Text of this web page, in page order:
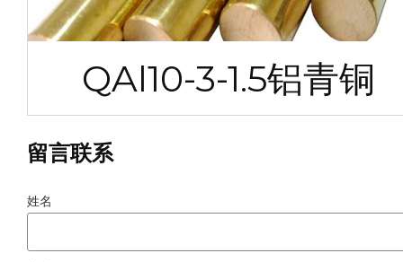
QAl10-3-1.5铝青铜
留言联系
姓名